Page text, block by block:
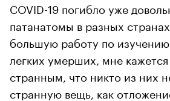
COVID-19 погибло уже
патанатомы в разных
большую работу по
легких умерших, мне
странным, что никто из них
странную вещь, как